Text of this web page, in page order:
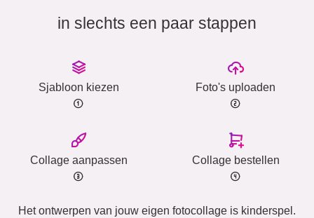
in slechts een paar stappen
Sjabloon kiezen Foto's uploaden
Collage aanpassen Collage bestellen
Het ontwerpen van jouw eigen fotocollage is kinderspel.